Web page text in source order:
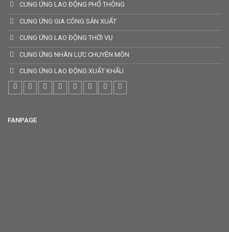
CUNG ỨNG LAO ĐỘNG PHỔ THÔNG
CUNG ỨNG GIA CÔNG SẢN XUẤT
CUNG ỨNG LAO ĐỘNG THỜI VỤ
CUNG ỨNG NHÂN LỰC CHUYÊN MÔN
CUNG ỨNG LAO ĐỘNG XUẤT KHẨU
FANPAGE